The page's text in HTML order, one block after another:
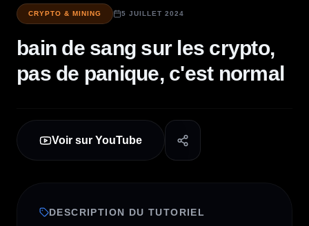
CRYPTO & MINING 5 JUILLET 2024
bain de sang sur les crypto,
pas de panique, c'est normal
Voir sur YouTube
DESCRIPTION DU TUTORIEL